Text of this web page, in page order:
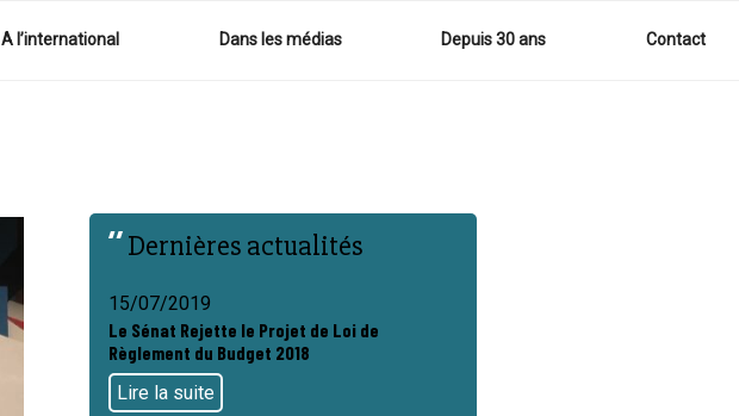
A l’international Dans les médias Depuis 30 ans Contact
Dernières actualités
15/07/2019
Le Sénat Rejette le Projet de Loi de
Règlement du Budget 2018
Lire la suite